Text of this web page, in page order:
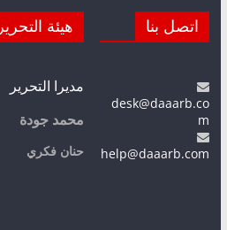
اتصل بنا
desk@daaarb.co
m
help@daaarb.com
هيئة التحرير
مديرا التحرير
محمد جودة
حنان فكري